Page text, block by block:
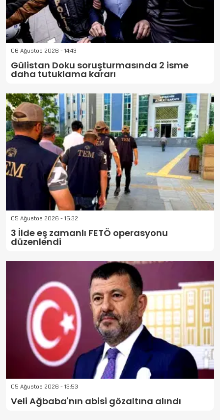
06 Ağustos 2026 - 14:43
Gülistan Doku soruşturmasında 2 isme
daha tutuklama kararı
05 Ağustos 2026 - 15:32
3 İlde eş zamanlı FETÖ operasyonu
düzenlendi
05 Ağustos 2026 - 13:53
Veli Ağbaba'nın abisi gözaltına alındı